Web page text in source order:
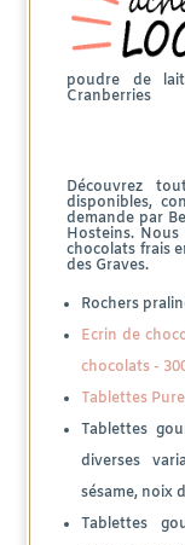
poudre de
Cranberries
Découvrez
disponibles,
demande par
Hosteins.
chocolats frais
des Graves.
Rochers
Ecrin de
chocolats -
Tablettes
Tablettes
diverses
sésame, noix
Tablettes